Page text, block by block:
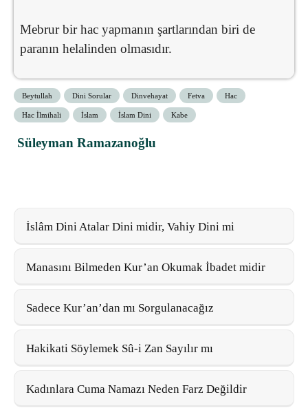
Mebrur bir hac yapmanın şartlarından biri de
paranın helalinden olmasıdır.
Beytullah Dini Sorular Dinvehayat Fetva Hac
Hac İlmihali İslam İslam Dini Kabe
Süleyman Ramazanoğlu
İslâm Dini Atalar Dini midir, Vahiy Dini mi
Manasını Bilmeden Kur’an Okumak İbadet midir
Sadece Kur’an’dan mı Sorgulanacağız
Hakikati Söylemek Sû-i Zan Sayılır mı
Kadınlara Cuma Namazı Neden Farz Değildir